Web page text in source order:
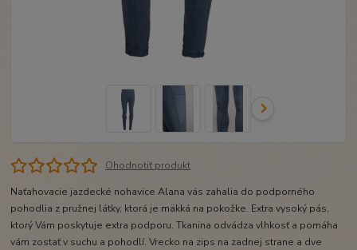
Ohodnotiť produkt
Naťahovacie jazdecké nohavice Alana vás zahalia do podporného
pohodlia z pružnej látky, ktorá je mäkká na pokožke. Extra vysoký pás,
ktorý Vám poskytuje extra podporu. Tkanina odvádza vlhkosť a pomáha
vám zostať v suchu a pohodlí. Vrecko na zips na zadnej strane a dve